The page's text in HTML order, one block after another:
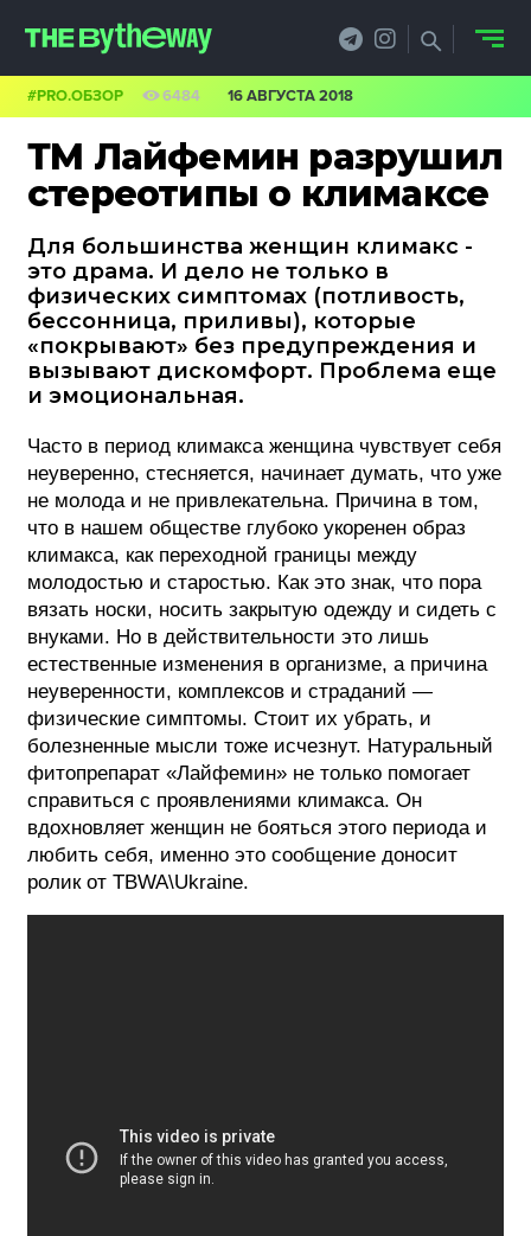
ТМ Лайфемин разрушил
стереотипы о климаксе
Для большинства женщин климакс -
это драма. И дело не только в
физических симптомах (потливость,
бессонница, приливы), которые
«покрывают» без предупреждения и
вызывают дискомфорт. Проблема еще
и эмоциональная.
#PRO.ОБЗОР 6484 16 АВГУСТА 2018
Часто в период климакса женщина чувствует себя
неуверенно, стесняется, начинает думать, что уже
не молода и не привлекательна. Причина в том,
что в нашем обществе глубоко укоренен образ
климакса, как переходной границы между
молодостью и старостью. Как это знак, что пора
вязать носки, носить закрытую одежду и сидеть с
внуками. Но в действительности это лишь
естественные изменения в организме, а причина
неуверенности, комплексов и страданий —
физические симптомы. Стоит их убрать, и
болезненные мысли тоже исчезнут. Натуральный
фитопрепарат «Лайфемин» не только помогает
справиться с проявлениями климакса. Он
вдохновляет женщин не бояться этого периода и
любить себя, именно это сообщение доносит
ролик от TBWA\Ukraine.
PRO.ОБЗОР
КЕЙСЫ
ФИЛОСОФИЯ
КРЕАТИВА
БИЗНЕС И
ТЕХНОЛОГИИ
ФЕСТИВАЛИ
ФОТОГРАФИЯ
ТИПОГРАФИКА
ИСТОРИИ БРЕНДОВ
О ПРОЕКТЕ
РЕКЛАМА
КОНТАКТЫ